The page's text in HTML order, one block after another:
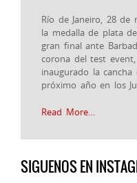
Río de Janeiro, 28 de
la medalla de plata
gran final ante
corona del test
inaugurado la
próximo año en los
Read More…
SIGUENOS EN